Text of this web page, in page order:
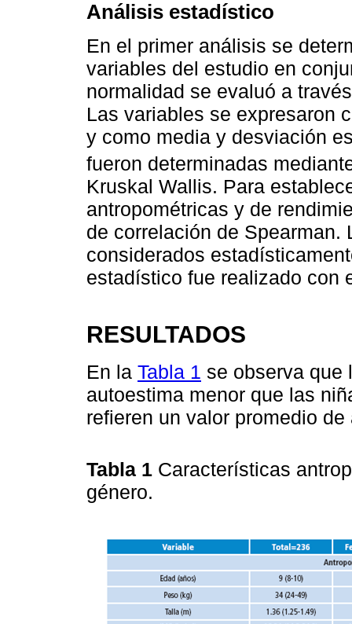
Análisis estadístico
En el primer análisis se
variables del estudio en
normalidad se evaluó a
Las variables se expresaron
y como media y desviación
fueron determinadas
Kruskal Wallis. Para
antropométricas y de
de correlación de Spearman.
considerados
estadístico fue realizado con
RESULTADOS
En la Tabla 1 se observa que
autoestima menor que las
refieren un valor promedio
Tabla 1 Características
género.